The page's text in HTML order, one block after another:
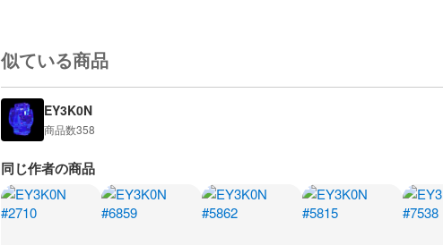
似ている商品
EY3K0N
商品数358
同じ作者の商品